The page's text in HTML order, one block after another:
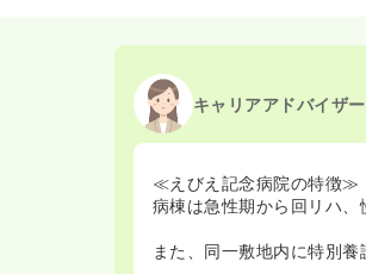
キャリアアドバイザ
≪えびえ記念病院の特徴≫
病棟は急性期から回リハ、
また、同一敷地内に特別